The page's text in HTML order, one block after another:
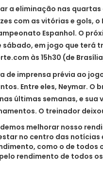
a eliminação nas
com as vitórias e gols, o
Espanhol. O
sábado, em jogo que terá
às 15h30 (de
de imprensa prévia ao
Entre eles, Neymar. O
últimas semanas, e
O treinador
melhorar nosso
no centro das
como o de todos
rendimento de todos